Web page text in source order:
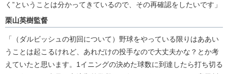
く”ということは分かってきているので、その再確認をしたいです」
栗山英樹監督
「（ダルビッシュの初回について）野球をやっている限りはああい
うことは起こるけれど、あれだけの投手なので大丈夫かな？とか考
えていたと思います。1イニングの決めた球数に到達したら打ち切る